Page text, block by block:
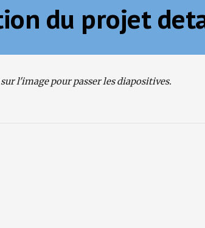
du projet
l'image pour passer les diapositives.